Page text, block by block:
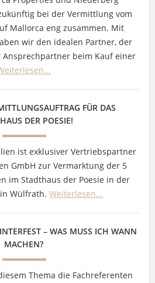
bei der Vermittlung vom
Mallorca eng zusammen. Mit
wir den idealen Partner, der
beim Kauf einer
FÜR DAS
DER POESIE!
ist exklusiver Vertriebspartner
GmbH zur Vermarktung der 5
im Stadthaus der Poesie in der
in Wülfrath.Weiterlesen...
– WAS MUSS ICH WANN
MACHEN?
Thema die Fachreferenten